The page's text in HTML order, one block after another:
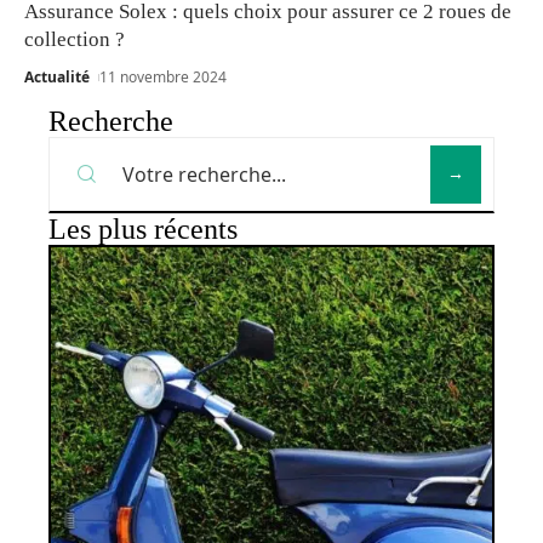
Assurance Solex : quels choix pour assurer ce 2 roues de
collection ?
Actualité 11 novembre 2024
Recherche
Les plus récents